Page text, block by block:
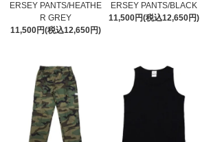
ERSEY PANTS/HEATHE
R GREY
11,500円(税込12,650円)
ERSEY PANTS/BLACK
11,500円(税込12,650円)